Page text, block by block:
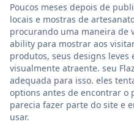
Poucos meses depois de
locais e mostras de
procurando uma maneira de
ability para mostrar aos
produtos, seus designs
visualmente atraente. seu
adequada para isso. eles
options antes de encontrar o
parecia fazer parte do site e
usar.